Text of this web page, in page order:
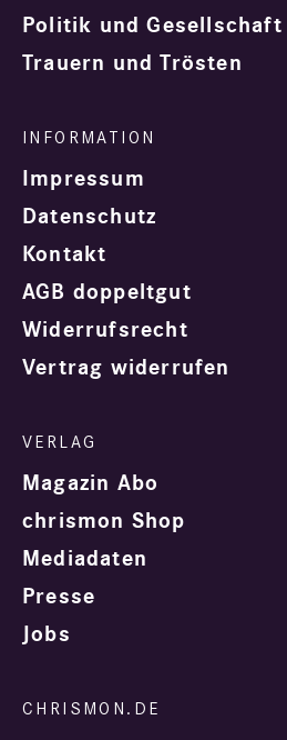
Politik und Gesellschaft
Trauern und Trösten
Impressum
Datenschutz
Kontakt
AGB doppeltgut
Widerrufsrecht
Vertrag widerrufen
Magazin Abo
chrismon Shop
Mediadaten
Presse
Jobs